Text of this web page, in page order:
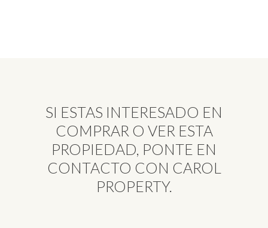
SI ESTAS INTERESADO EN
COMPRAR O VER ESTA
PROPIEDAD, PONTE EN
CONTACTO CON CAROL
PROPERTY.